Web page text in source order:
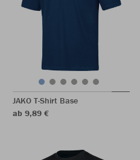
JAKO T-Shirt Base
ab 9,89 €